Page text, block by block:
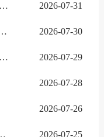
李强主持召开国务院常务会议 学习贯彻习近平总书记关于上半年经济形势和做好下半年经济工作的重要讲话精神 2026-07-31
终同人民同呼吸、共命运、心连心” 2026-07-30
平总书记对侨务工作重要指示激励海内外中华儿女为强国建设、民族复兴伟业... 2026-07-29
2026-07-28
2026-07-26
中国世界遗产申报保护工作壮阔实践 2026-07-25